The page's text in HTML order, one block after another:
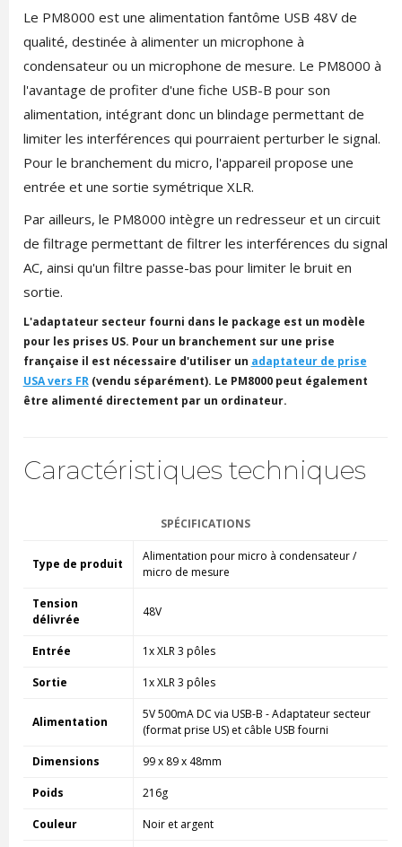
Le PM8000 est une alimentation fantôme USB 48V de
qualité, destinée à alimenter un microphone à
condensateur ou un microphone de mesure. Le PM8000 à
l'avantage de profiter d'une fiche USB-B pour son
alimentation, intégrant donc un blindage permettant de
limiter les interférences qui pourraient perturber le signal.
Pour le branchement du micro, l'appareil propose une
entrée et une sortie symétrique XLR.
Par ailleurs, le PM8000 intègre un redresseur et un circuit
de filtrage permettant de filtrer les interférences du signal
AC, ainsi qu'un filtre passe-bas pour limiter le bruit en
sortie.
L'adaptateur secteur fourni dans le package est un modèle
pour les prises US. Pour un branchement sur une prise
française il est nécessaire d'utiliser un adaptateur de prise
USA vers FR(vendu séparément). Le PM8000 peut également
être alimenté directement par un ordinateur.
Caractéristiques techniques
SPÉCIFICATIONS
Type de produit
Alimentation pour micro à condensateur /
micro de mesure
Tension
délivrée
48V
Entrée 1x XLR 3 pôles
Sortie 1x XLR 3 pôles
Alimentation
5V 500mA DC via USB-B - Adaptateur secteur
(format prise US) et câble USB fourni
Dimensions 99 x 89 x 48mm
Poids 216g
Couleur Noir et argent